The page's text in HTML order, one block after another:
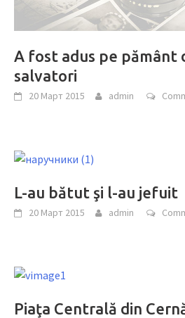
A fost adus pe pământ
salvatori
20 Март 2015 admin
L-au bătut şi l-au jefuit
20 Март 2015 admin
Piaţa Centrală din